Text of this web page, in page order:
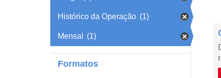
Histórico da Operação (1)
Mensal (1)
Formatos